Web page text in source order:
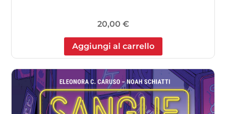
20,00 €
Aggiungi al carrello